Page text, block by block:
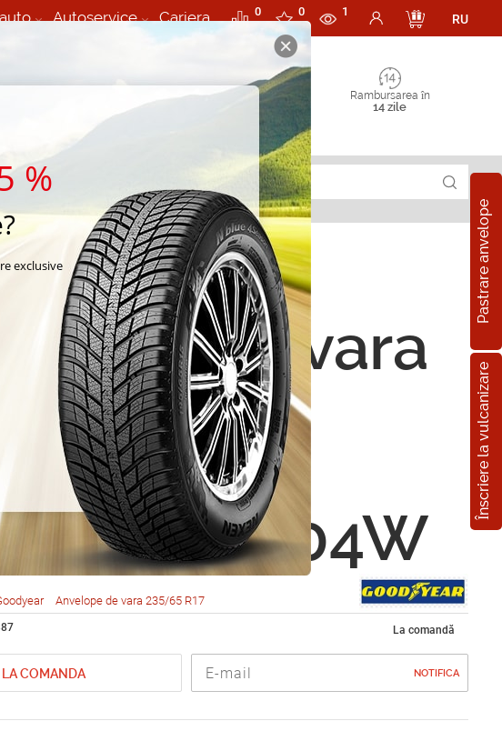
Autoservice Cariera 0 0 1
RU
Rambursarea în
14 zile
Pastrare anvelope
Înscriere la vulcanizare
de vara
65 R17 104W
Anvelope de vara 235/65 R17
La comandă
LA COMANDA NOTIFICA
%
exclusive